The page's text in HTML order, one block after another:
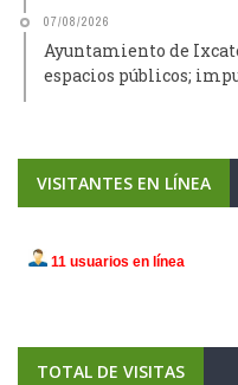
07/08/2026
Ayuntamiento de
espacios públicos;
VISITANTES EN LÍNEA
TOTAL DE VISITAS